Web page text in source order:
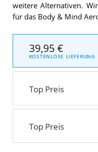
weitere Alternativen.
für das Body & Mind
39,95 €
KOSTENLOSE LIEFERUNG
Top Preis
Top Preis